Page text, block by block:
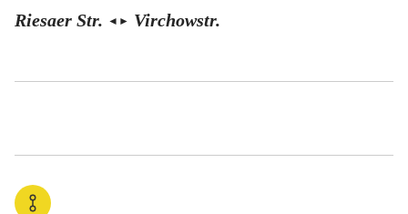
Riesaer Str. ◄ ► Virchowstr.